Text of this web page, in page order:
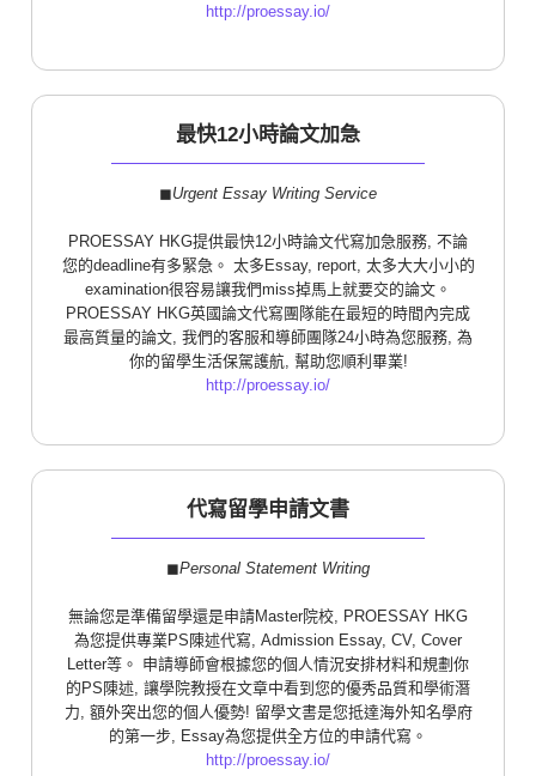
http://proessay.io/
最快12小時論文加急
◼︎Urgent Essay Writing Service
PROESSAY HKG提供最快12小時論文代寫加急服務, 不論
您的deadline有多緊急。 太多Essay, report, 太多大大小小的
examination很容易讓我們miss掉馬上就要交的論文。
PROESSAY HKG英國論文代寫團隊能在最短的時間內完成
最高質量的論文, 我們的客服和導師團隊24小時為您服務, 為
你的留學生活保駕護航, 幫助您順利畢業!
http://proessay.io/
代寫留學申請文書
◼︎Personal Statement Writing
無論您是準備留學還是申請Master院校, PROESSAY HKG
為您提供專業PS陳述代寫, Admission Essay, CV, Cover
Letter等。 申請導師會根據您的個人情況安排材料和規劃你
的PS陳述, 讓學院教授在文章中看到您的優秀品質和學術潛
力, 額外突出您的個人優勢! 留學文書是您抵達海外知名學府
的第一步, Essay為您提供全方位的申請代寫。
http://proessay.io/